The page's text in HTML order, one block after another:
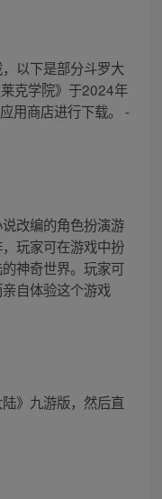
以下是部分斗罗大
克学院》于2024年
用商店进行下载。 -
改编的角色扮演游
玩家可在游戏中扮
神奇世界。玩家可
自体验这个游戏
》九游版，然后直